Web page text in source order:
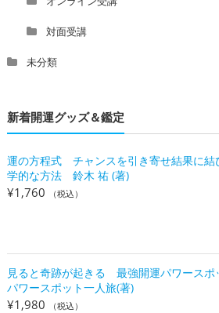
対面受講
未分類
新着開運グッズ＆鑑定
運の方程式 チャンスを引き寄せ結果に結
学的な方法 鈴木 祐 (著)
¥1,760 （税込）
見ると奇跡が起きる 最強開運パワース
パワースポット一人旅(著)
¥1,980 （税込）